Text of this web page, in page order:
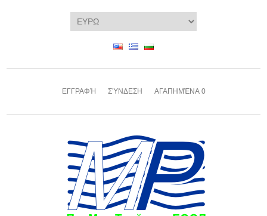
ΕΓΓΡΑΦΉ ΣΎΝΔΕΣΗ ΑΓΑΠΗΜΈΝΑ 0